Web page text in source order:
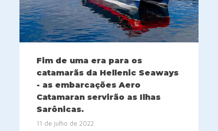
Fim de uma era para os
catamarãs da Hellenic Seaways
- as embarcações Aero
Catamaran servirão as Ilhas
Sarônicas.
11 de julho de 2022